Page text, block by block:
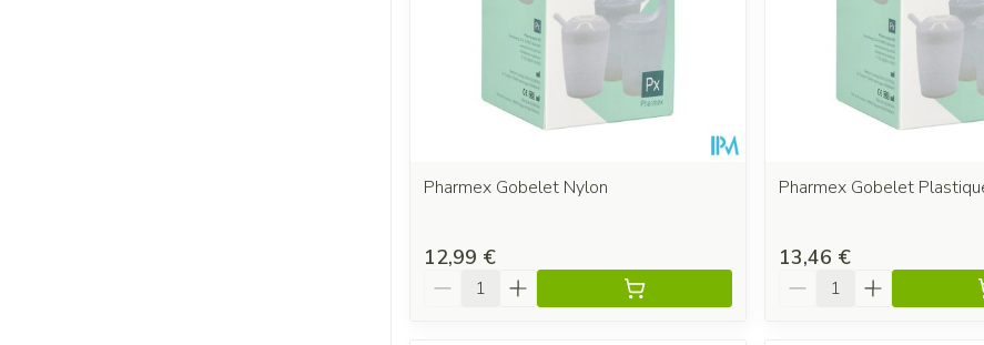
Pharmex Gobelet Nylon
12,99 €
Quantité
Pharmex Gobelet
13,46 €
Quantité